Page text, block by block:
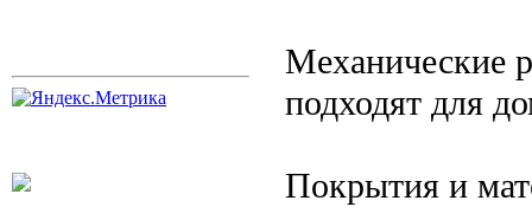
Механические
подходят для
Покрытия и